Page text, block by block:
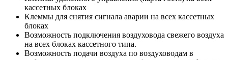
кассетных блоках
Клеммы для снятия сигнала аварии на всех кассетных
блоках
Возможность подключения воздуховода свежего воздуха
на всех блоках кассетного типа.
Возможность подачи воздуха по воздуховодам в